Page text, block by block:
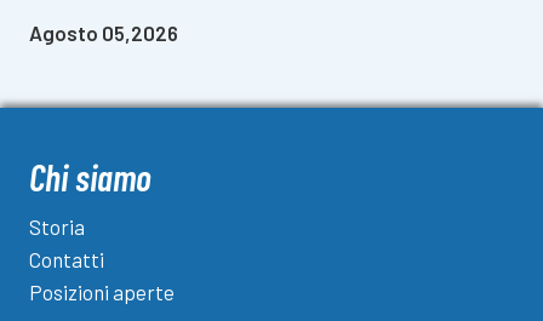
Agosto 05,2026
Chi siamo
Storia
Contatti
Posizioni aperte